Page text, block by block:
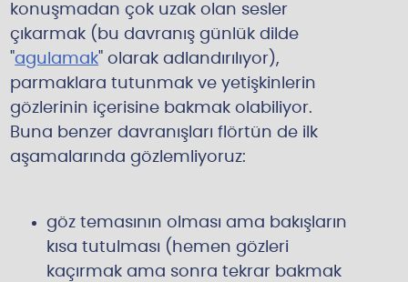
konuşmadan çok uzak olan sesler
çıkarmak (bu davranış günlük dilde
"agulamak" olarak adlandırılıyor),
parmaklara tutunmak ve yetişkinlerin
gözlerinin içerisine bakmak olabiliyor.
Buna benzer davranışları flörtün de ilk
aşamalarında gözlemliyoruz:
göz temasının olması ama bakışların
kısa tutulması (hemen gözleri
kaçırmak ama sonra tekrar bakmak